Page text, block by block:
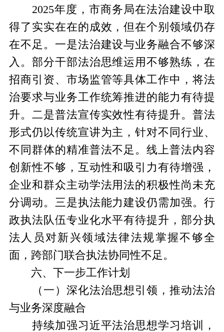
2025年度，市商务局在法治建设中取
得了实实在在的成效，但在个别领域仍存
在不足。 一是法治建设与业务融合不够深
入。部分干部法治思维运用不够熟练，在
招商引资、市场监管等具体工作中，将法
治要求与业务工作统筹推进的能力有待提
升。 二是普法宣传实效性有待提升。普法
形式仍以传统宣讲为主，针对不同行业、
不同群体的精准普法不足。线上普法内容
创新性不够，互动性和吸引力有待增强，
企业和群众主动学法用法的积极性尚未充
分调动。 三是执法能力建设仍需加强。行
政执法队伍专业化水平有待提升，部分执
法人员对新兴领域法律法规掌握不够全
面，跨部门联合执法协同性不足。
六、下一步工作计划
（一）深化法治思想引领，推动法治
与业务深度融合
持续加强习近平法治思想学习培训，